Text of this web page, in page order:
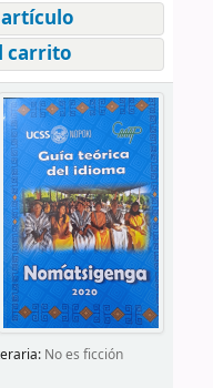
carrito
No es ficción